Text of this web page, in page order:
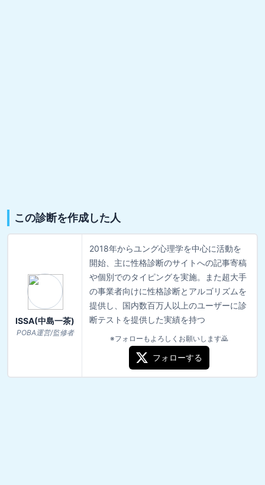
この診断を作成した人
ISSA(中島一茶)
POBA運営/監修者
2018年からユング心理学を中心に活動を
開始、主に性格診断のサイトへの記事寄稿
や個別でのタイピングを実施。また超大手
の事業者向けに性格診断とアルゴリズムを
提供し、国内数百万人以上のユーザーに診
断テストを提供した実績を持つ
※フォローもよろしくお願いします🙇
フォローする